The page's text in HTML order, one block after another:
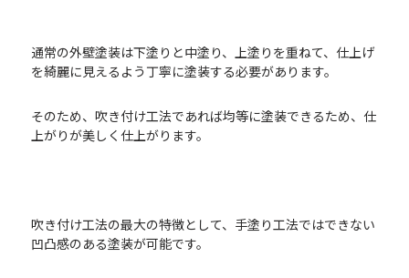
通常の外壁塗装は下塗りと中塗り、上塗りを重ねて、仕上げ
を綺麗に見えるよう丁寧に塗装する必要があります。
そのため、吹き付け工法であれば均等に塗装できるため、仕
上がりが美しく仕上がります。
吹き付け工法の最大の特徴として、手塗り工法ではできない
凹凸感のある塗装が可能です。